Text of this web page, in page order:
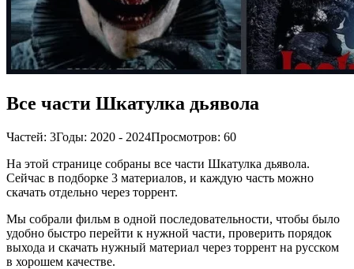
Все части Шкатулка дьявола
Частей: 3Годы: 2020 - 2024Просмотров: 60
На этой странице собраны все части Шкатулка дьявола.
Сейчас в подборке 3 материалов, и каждую часть можно
скачать отдельно через торрент.
Мы собрали фильм в одной последовательности, чтобы было
удобно быстро перейти к нужной части, проверить порядок
выхода и скачать нужный материал через торрент на русском
в хорошем качестве.